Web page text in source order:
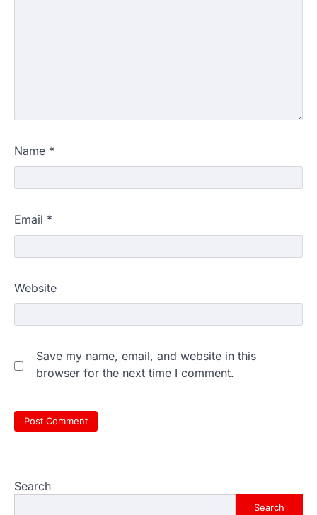
Name *
Email *
Website
Save my name, email, and website in this
browser for the next time I comment.
Search
Search